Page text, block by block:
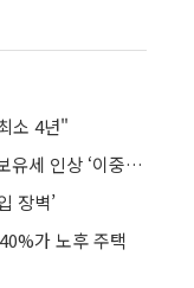
소 4년"
“5월 이후 집값 다시 뛴다”...매물 잠김·보유세 인상 ‘이중 경고’
장벽’
가 노후 주택